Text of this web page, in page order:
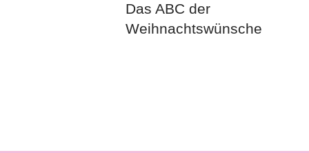
Das ABC der
Weihnachtswünsche